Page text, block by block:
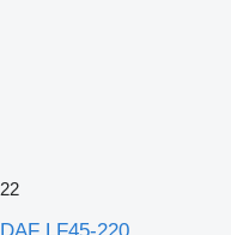
22
DAF LF45-220